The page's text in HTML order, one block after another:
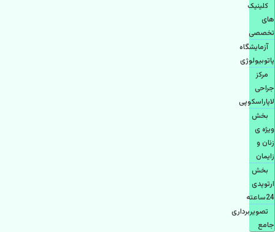
کلینیک
های
تخصصی
آزمایشگاه
پاتوبیولوژی
مرکز
جراحی
لاپاراسکوپی
بخش
ویژه ی
زنان و
زایمان
بخش
ارتوپدی
24ساعته
تصویربرداری
جامع